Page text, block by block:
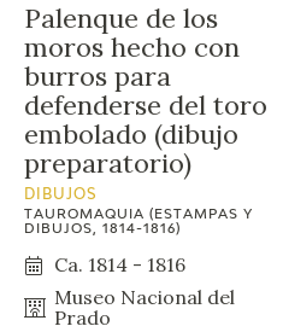
Palenque de los
moros hecho con
burros para
defenderse del toro
embolado (dibujo
preparatorio)
DIBUJOS
TAUROMAQUIA (ESTAMPAS Y
DIBUJOS, 1814-1816)
Ca. 1814 - 1816
Museo Nacional del
Prado